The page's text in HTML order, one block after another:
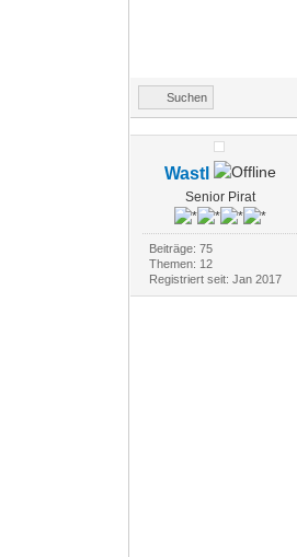
Suchen
Wastl
Senior Pirat
Beiträge: 75
Themen: 12
Registriert seit: Jan 2017